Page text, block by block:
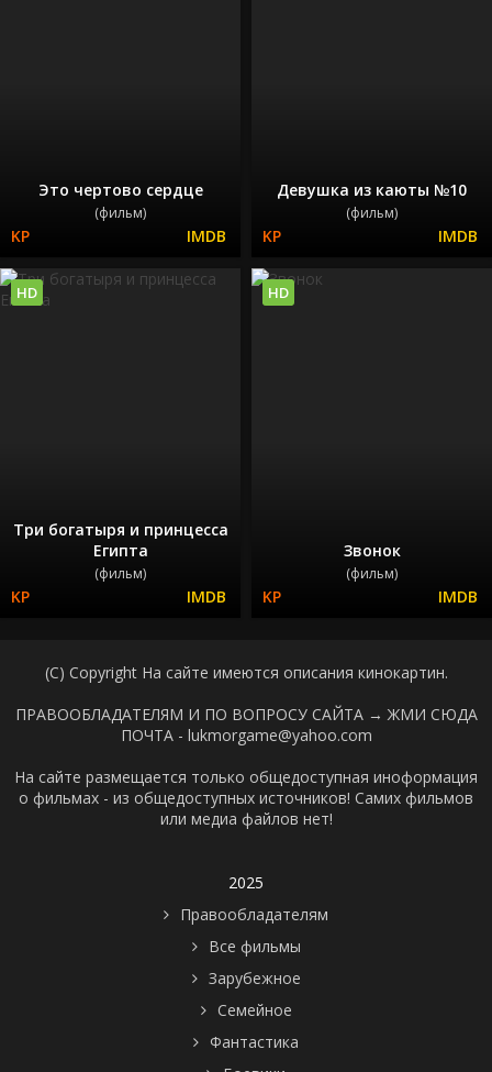
Это чертово сердце
(фильм)
Девушка из каюты №10
(фильм)
Три богатыря и принцесса
Египта
(фильм)
HD
Звонок
(фильм)
HD
(C) Copyright На сайте имеются описания кинокартин.
ПРАВООБЛАДАТЕЛЯМ И ПО ВОПРОСУ САЙТА → ЖМИ СЮДА
ПОЧТА - lukmorgame@yahoo.com
На сайте размещается только общедоступная иноформация
о фильмах - из общедоступных источников! Самих фильмов
или медиа файлов нет!
2025
Правообладателям
Все фильмы
Зарубежное
Семейное
Фантастика